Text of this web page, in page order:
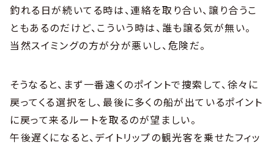
釣れる日が続いてる時は、連絡を取り合い、譲り合うこ
ともあるのだけど、こういう時は、誰も譲る気が無い。
当然スイミングの方が分が悪いし、危険だ。
そうなると、まず一番遠くのポイントで捜索して、徐々に
戻ってくる選択をし、最後に多くの船が出ているポイント
に戻って来るルートを取るのが望ましい。
午後遅くになると、デイトリップの観光客を乗せたフィッ